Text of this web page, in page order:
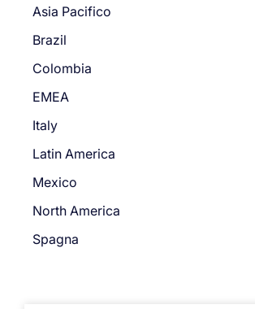
Asia Pacifico
Brazil
Colombia
EMEA
Italy
Latin America
Mexico
North America
Spagna